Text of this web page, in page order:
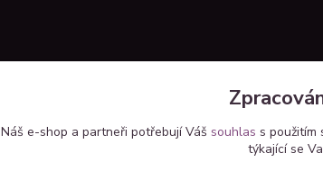
Náš e-shop a partneři potřebují Váš souhlas s použitím
týkající se